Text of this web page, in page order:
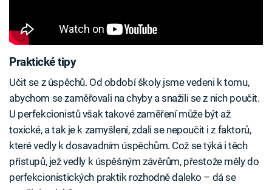
Praktické tipy
Učit se z úspěchů. Od období školy jsme vedeni k tomu,
abychom se zaměřovali na chyby a snažili se z nich poučit.
U perfekcionistů však takové zaměření může být až
toxické, a tak je k zamyšlení, zdali se nepoučit i z faktorů,
které vedly k dosavadním úspěchům. Což se týká i těch
přístupů, jež vedly k úspěšným závěrům, přestože měly do
perfekcionistických praktik rozhodně daleko – dá se